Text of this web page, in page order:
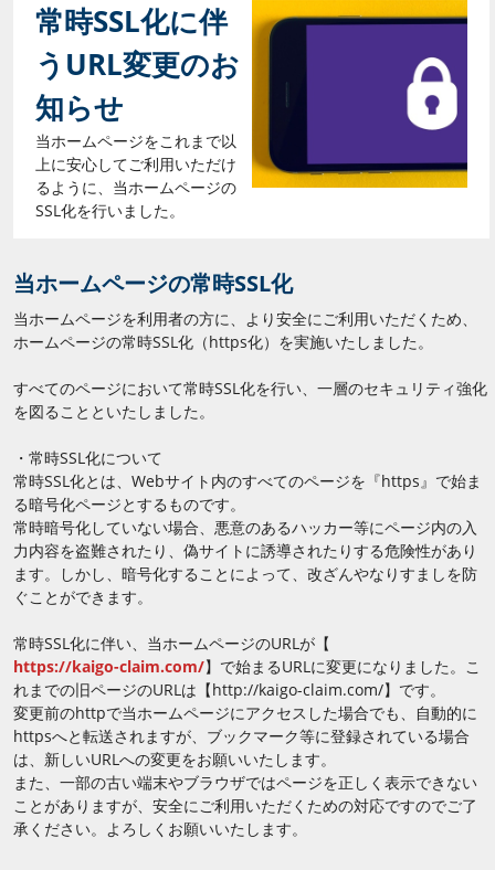
常時SSL化に伴
うURL変更のお
知らせ
当ホームページをこれまで以
上に安心してご利用いただけ
るように、当ホームページの
SSL化を行いました。
当ホームページの常時SSL化
当ホームページを利用者の方に、より安全にご利用いただくため、
ホームページの常時SSL化（https化）を実施いたしました。
すべてのページにおいて常時SSL化を行い、一層のセキュリティ強化
を図ることといたしました。
・常時SSL化について
常時SSL化とは、Webサイト内のすべてのページを『https』で始ま
る暗号化ページとするものです。
常時暗号化していない場合、悪意のあるハッカー等にページ内の入
力内容を盗難されたり、偽サイトに誘導されたりする危険性があり
ます。しかし、暗号化することによって、改ざんやなりすましを防
ぐことができます。
常時SSL化に伴い、当ホームページのURLが【
https://kaigo-claim.com/】で始まるURLに変更になりました。こ
れまでの旧ページのURLは【http://kaigo-claim.com/】です。
変更前のhttpで当ホームページにアクセスした場合でも、自動的に
httpsへと転送されますが、ブックマーク等に登録されている場合
は、新しいURLへの変更をお願いいたします。
また、一部の古い端末やブラウザではページを正しく表示できない
ことがありますが、安全にご利用いただくための対応ですのでご了
承ください。よろしくお願いいたします。